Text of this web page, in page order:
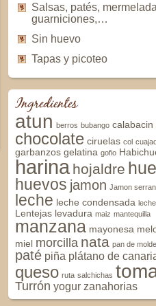
Salsas, patés,
guarniciones,…
Sin huevo
Tapas y picoteo
Ingredientes
atun berros bubango calabacin
chocolate ciruelas col
garbanzos gelatina gofio
harina hojaldre
huevos jamon Jamon
leche leche condensada
Lentejas levadura maiz mantequilla
manzana mayonesa
miel morcilla nata pan de molde
paté piña plátano de
queso ruta salchichas
Turrón yogur zanahorias